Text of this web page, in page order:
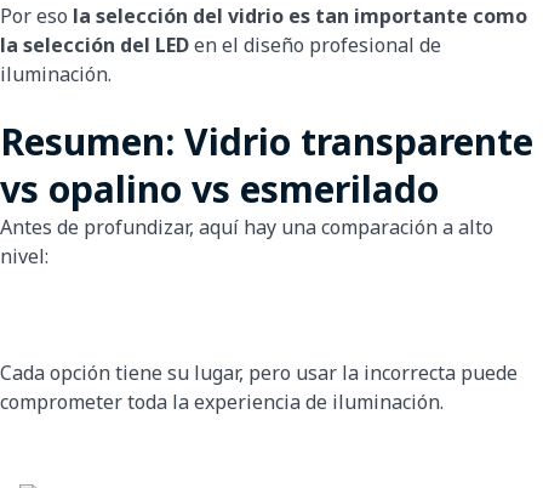
Por eso la selección del vidrio es tan importante como
la selección del LEDen el diseño profesional de
iluminación.
Resumen: Vidrio transparente
vs opalino vs esmerilado
Antes de profundizar, aquí hay una comparación a alto
nivel:
Cada opción tiene su lugar, pero usar la incorrecta puede
comprometer toda la experiencia de iluminación.